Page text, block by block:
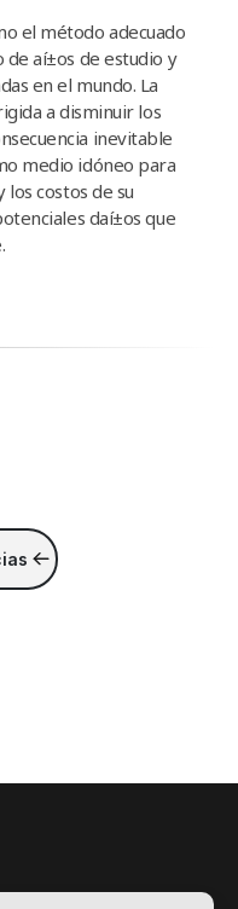
el método adecuado
de aí±os de estudio y
en el mundo. La
a disminuir los
inevitable
medio idóneo para
los costos de su
daí±os que